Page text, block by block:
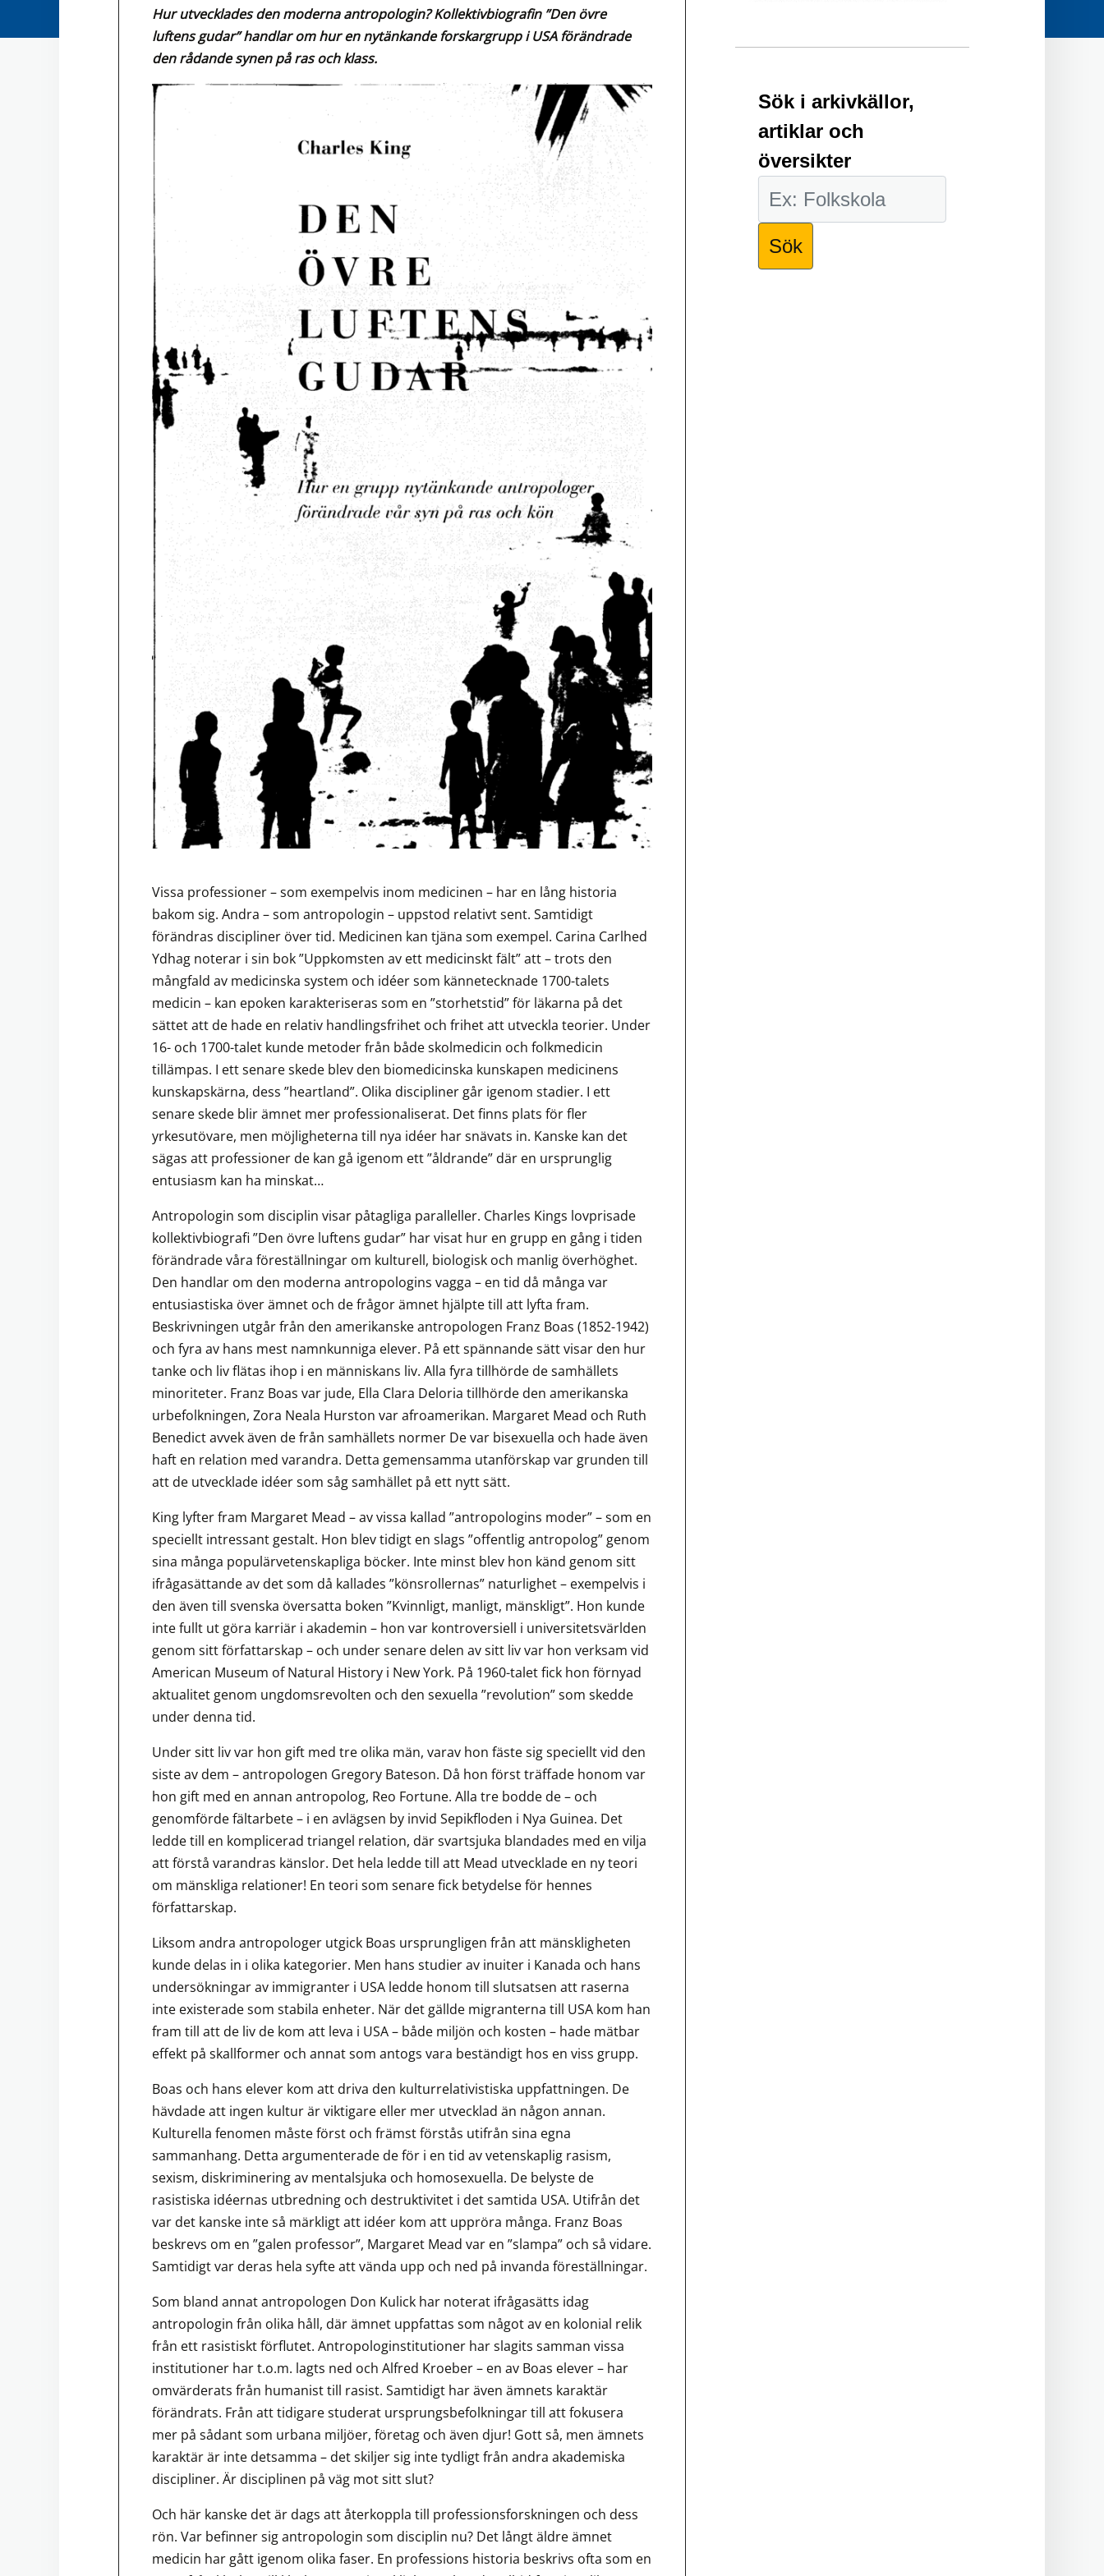
Hur utvecklades den moderna antropologin? Kollektivbiografin ”Den övre
luftens gudar” handlar om hur en nytänkande forskargrupp i USA förändrade
den rådande synen på ras och klass.
Vissa professioner – som exempelvis inom medicinen – har en lång historia
bakom sig. Andra – som antropologin – uppstod relativt sent. Samtidigt
förändras discipliner över tid. Medicinen kan tjäna som exempel. Carina Carlhed
Ydhag noterar i sin bok ”Uppkomsten av ett medicinskt fält” att – trots den
mångfald av medicinska system och idéer som kännetecknade 1700-talets
medicin – kan epoken karakteriseras som en ”storhetstid” för läkarna på det
sättet att de hade en relativ handlingsfrihet och frihet att utveckla teorier. Under
16- och 1700-talet kunde metoder från både skolmedicin och folkmedicin
tillämpas. I ett senare skede blev den biomedicinska kunskapen medicinens
kunskapskärna, dess ”heartland”. Olika discipliner går igenom stadier. I ett
senare skede blir ämnet mer professionaliserat. Det finns plats för fler
yrkesutövare, men möjligheterna till nya idéer har snävats in. Kanske kan det
sägas att professioner de kan gå igenom ett ”åldrande” där en ursprunglig
entusiasm kan ha minskat…
Antropologin som disciplin visar påtagliga paralleller. Charles Kings lovprisade
kollektivbiografi ”Den övre luftens gudar” har visat hur en grupp en gång i tiden
förändrade våra föreställningar om kulturell, biologisk och manlig överhöghet.
Den handlar om den moderna antropologins vagga – en tid då många var
entusiastiska över ämnet och de frågor ämnet hjälpte till att lyfta fram.
Beskrivningen utgår från den amerikanske antropologen Franz Boas (1852-1942)
och fyra av hans mest namnkunniga elever. På ett spännande sätt visar den hur
tanke och liv flätas ihop i en människans liv. Alla fyra tillhörde de samhällets
minoriteter. Franz Boas var jude, Ella Clara Deloria tillhörde den amerikanska
urbefolkningen, Zora Neala Hurston var afroamerikan. Margaret Mead och Ruth
Benedict avvek även de från samhällets normer De var bisexuella och hade även
haft en relation med varandra. Detta gemensamma utanförskap var grunden till
att de utvecklade idéer som såg samhället på ett nytt sätt.
King lyfter fram Margaret Mead – av vissa kallad ”antropologins moder” – som en
speciellt intressant gestalt. Hon blev tidigt en slags ”offentlig antropolog” genom
sina många populärvetenskapliga böcker. Inte minst blev hon känd genom sitt
ifrågasättande av det som då kallades ”könsrollernas” naturlighet – exempelvis i
den även till svenska översatta boken ”Kvinnligt, manligt, mänskligt”. Hon kunde
inte fullt ut göra karriär i akademin – hon var kontroversiell i universitetsvärlden
genom sitt författarskap – och under senare delen av sitt liv var hon verksam vid
American Museum of Natural History i New York. På 1960-talet fick hon förnyad
aktualitet genom ungdomsrevolten och den sexuella ”revolution” som skedde
under denna tid.
Under sitt liv var hon gift med tre olika män, varav hon fäste sig speciellt vid den
siste av dem – antropologen Gregory Bateson. Då hon först träffade honom var
hon gift med en annan antropolog, Reo Fortune. Alla tre bodde de – och
genomförde fältarbete – i en avlägsen by invid Sepikfloden i Nya Guinea. Det
ledde till en komplicerad triangel relation, där svartsjuka blandades med en vilja
att förstå varandras känslor. Det hela ledde till att Mead utvecklade en ny teori
om mänskliga relationer! En teori som senare fick betydelse för hennes
författarskap.
Liksom andra antropologer utgick Boas ursprungligen från att mänskligheten
kunde delas in i olika kategorier. Men hans studier av inuiter i Kanada och hans
undersökningar av immigranter i USA ledde honom till slutsatsen att raserna
inte existerade som stabila enheter. När det gällde migranterna till USA kom han
fram till att de liv de kom att leva i USA – både miljön och kosten – hade mätbar
effekt på skallformer och annat som antogs vara beständigt hos en viss grupp.
Boas och hans elever kom att driva den kulturrelativistiska uppfattningen. De
hävdade att ingen kultur är viktigare eller mer utvecklad än någon annan.
Kulturella fenomen måste först och främst förstås utifrån sina egna
sammanhang. Detta argumenterade de för i en tid av vetenskaplig rasism,
sexism, diskriminering av mentalsjuka och homosexuella. De belyste de
rasistiska idéernas utbredning och destruktivitet i det samtida USA. Utifrån det
var det kanske inte så märkligt att idéer kom att uppröra många. Franz Boas
beskrevs om en ”galen professor”, Margaret Mead var en ”slampa” och så vidare.
Samtidigt var deras hela syfte att vända upp och ned på invanda föreställningar.
Som bland annat antropologen Don Kulick har noterat ifrågasätts idag
antropologin från olika håll, där ämnet uppfattas som något av en kolonial relik
från ett rasistiskt förflutet. Antropologinstitutioner har slagits samman vissa
institutioner har t.o.m. lagts ned och Alfred Kroeber – en av Boas elever – har
omvärderats från humanist till rasist. Samtidigt har även ämnets karaktär
förändrats. Från att tidigare studerat ursprungsbefolkningar till att fokusera
mer på sådant som urbana miljöer, företag och även djur! Gott så, men ämnets
karaktär är inte detsamma – det skiljer sig inte tydligt från andra akademiska
discipliner. Är disciplinen på väg mot sitt slut?
Och här kanske det är dags att återkoppla till professionsforskningen och dess
rön. Var befinner sig antropologin som disciplin nu? Det långt äldre ämnet
medicin har gått igenom olika faser. En professions historia beskrivs ofta som en
Sök i arkivkällor,
artiklar och
översikter